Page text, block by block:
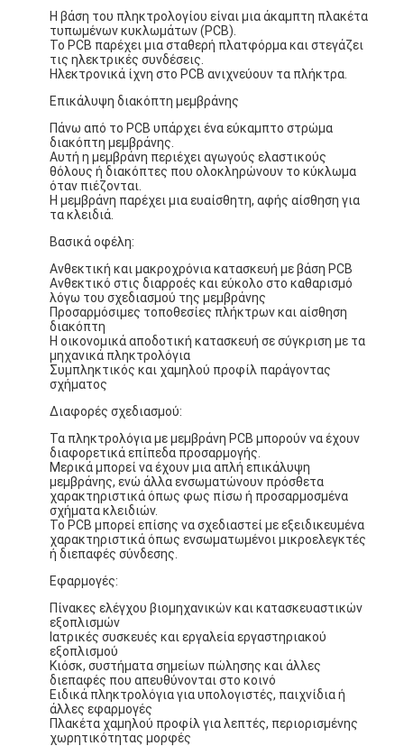
Σπίτι
Βίντεο
Εμφάνιση VR
Σχετικά με εμάς
Η βάση του πληκτρολογίου είναι μια άκαμπτη πλακέτα
τυπωμένων κυκλωμάτων (PCB).
Το PCB παρέχει μια σταθερή πλατφόρμα και στεγάζει
τις ηλεκτρικές συνδέσεις.
Ηλεκτρονικά ίχνη στο PCB ανιχνεύουν τα πλήκτρα.
Επικάλυψη διακόπτη μεμβράνης
Πάνω από το PCB υπάρχει ένα εύκαμπτο στρώμα
διακόπτη μεμβράνης.
Αυτή η μεμβράνη περιέχει αγωγούς ελαστικούς
θόλους ή διακόπτες που ολοκληρώνουν το κύκλωμα
όταν πιέζονται.
Η μεμβράνη παρέχει μια ευαίσθητη, αφής αίσθηση για
τα κλειδιά.
Βασικά οφέλη:
Ανθεκτική και μακροχρόνια κατασκευή με βάση PCB
Ανθεκτικό στις διαρροές και εύκολο στο καθαρισμό
λόγω του σχεδιασμού της μεμβράνης
Προσαρμόσιμες τοποθεσίες πλήκτρων και αίσθηση
διακόπτη
Η οικονομικά αποδοτική κατασκευή σε σύγκριση με τα
μηχανικά πληκτρολόγια
Συμπληκτικός και χαμηλού προφίλ παράγοντας
σχήματος
Διαφορές σχεδιασμού:
Τα πληκτρολόγια με μεμβράνη PCB μπορούν να έχουν
διαφορετικά επίπεδα προσαρμογής.
Μερικά μπορεί να έχουν μια απλή επικάλυψη
μεμβράνης, ενώ άλλα ενσωματώνουν πρόσθετα
χαρακτηριστικά όπως φως πίσω ή προσαρμοσμένα
σχήματα κλειδιών.
Το PCB μπορεί επίσης να σχεδιαστεί με εξειδικευμένα
χαρακτηριστικά όπως ενσωματωμένοι μικροελεγκτές
ή διεπαφές σύνδεσης.
Εφαρμογές:
Πίνακες ελέγχου βιομηχανικών και κατασκευαστικών
εξοπλισμών
Ιατρικές συσκευές και εργαλεία εργαστηριακού
εξοπλισμού
Κιόσκ, συστήματα σημείων πώλησης και άλλες
διεπαφές που απευθύνονται στο κοινό
Ειδικά πληκτρολόγια για υπολογιστές, παιχνίδια ή
άλλες εφαρμογές
Πλακέτα χαμηλού προφίλ για λεπτές, περιορισμένης
χωρητικότητας μορφές